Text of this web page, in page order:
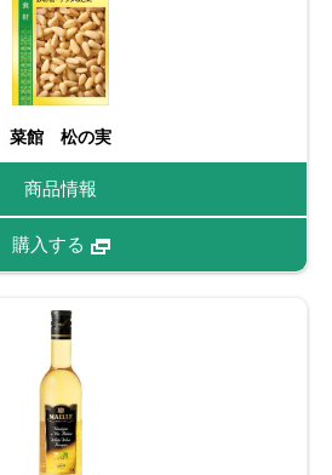
菜館 松の実
商品情報
購入する